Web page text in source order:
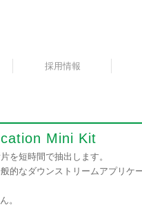
採用情報
Mini Kit
を短時間で抽出します。
的なダウンストリームアプリケ
。